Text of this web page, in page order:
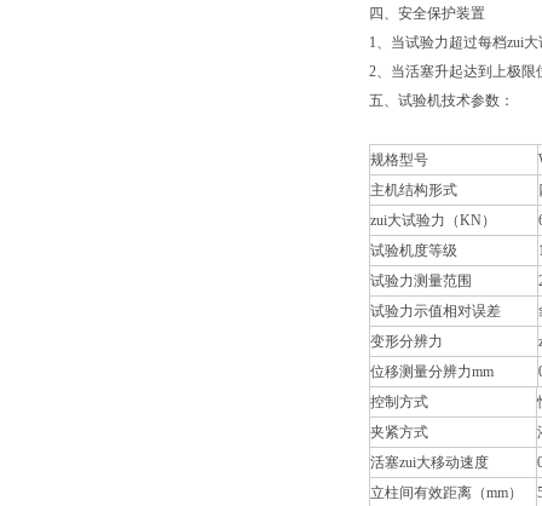
四、安全保护装置
1、当试验力超过每档zui
2、当活塞升起达到上极
五、试验机技术参数：
规格型号
主机结构形式
zui大试验力（KN）
试验机度等级
试验力测量范围
试验力示值相对误差
变形分辨力
位移测量分辨力mm
控制方式
夹紧方式
活塞zui大移动速度
立柱间有效距离（mm）